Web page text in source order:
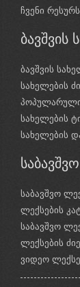
ჩვენი
ბავშვის
ბავშვის
სახელების
პოპულარული
სახელების
სახელების
საბავშვო
ლექსების
საბავშვო
ლექსების
ვიდეო